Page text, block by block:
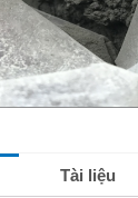
Tài liệu